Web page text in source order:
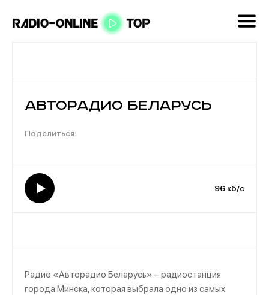
Авторадио Беларусь
96 кб/с
Радио «Авторадио Беларусь» – радиостанция
города Минска, которая выбрала одно из самых